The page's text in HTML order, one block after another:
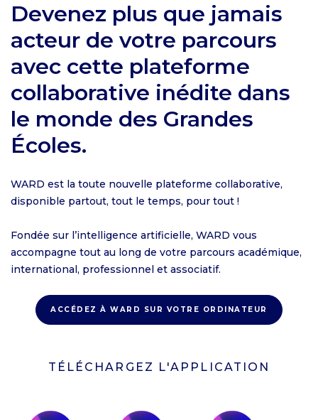
Devenez plus que jamais
acteur de votre parcours
avec cette plateforme
collaborative inédite dans
le monde des Grandes
Écoles.
WARD est la toute nouvelle plateforme collaborative,
disponible partout, tout le temps, pour tout !
Fondée sur l’intelligence artificielle, WARD vous
accompagne tout au long de votre parcours académique,
international, professionnel et associatif.
ACCÉDEZ À WARD SUR VOTRE ORDINATEUR
TÉLÉCHARGEZ L'APPLICATION